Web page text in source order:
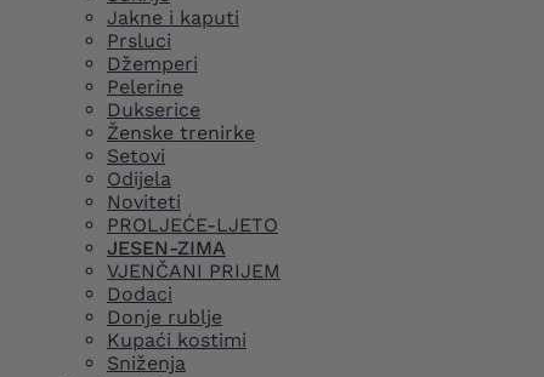
Jakne i kaputi
Prsluci
Džemperi
Pelerine
Dukserice
Ženske trenirke
Setovi
Odijela
Noviteti
PROLJEĆE-LJETO
JESEN-ZIMA
VJENČANI PRIJEM
Dodaci
Donje rublje
Kupaći kostimi
Sniženja